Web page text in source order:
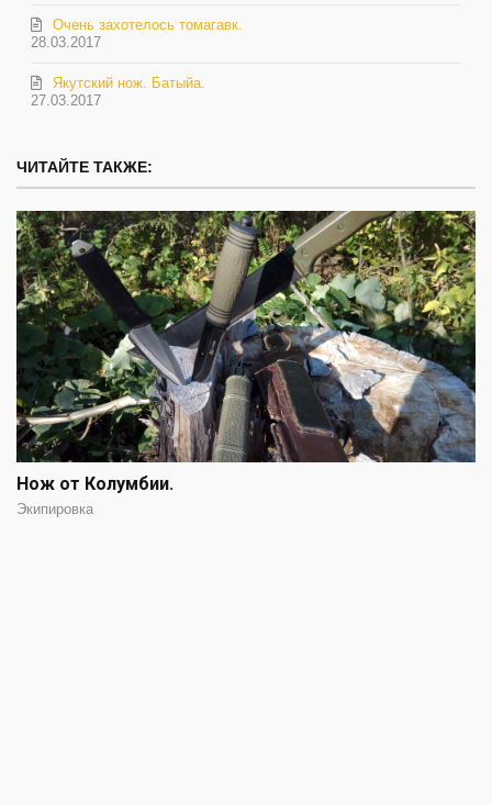
28.03.2017
Очень захотелось томагавк.
27.03.2017
Якутский нож. Батыйа.
ЧИТАЙТЕ ТАКЖЕ:
Нож от Колумбии.
Экипировка